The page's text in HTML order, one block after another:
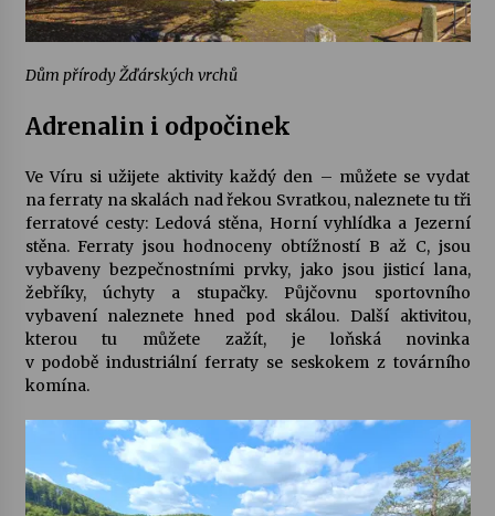
Dům přírody Žďárských vrchů
Adrenalin i odpočinek
Ve Víru si užijete aktivity každý den – můžete se vydat
naferraty na skalách nad řekou Svratkou, naleznete tu tři
ferratové cesty: Ledová stěna, Horní vyhlídka a Jezerní
stěna. Ferraty jsou hodnoceny obtížností B až C, jsou
vybaveny bezpečnostními prvky, jako jsou jisticí lana,
žebříky, úchyty a stupačky. Půjčovnu sportovního
vybavení naleznete hned pod skálou. Další aktivitou,
kterou tu můžete zažít, je loňská novinka
v podoběindustriální ferraty se seskokem z továrního
komína.